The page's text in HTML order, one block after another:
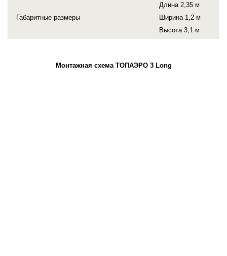
Габаритные размеры
Длина 2,35 м
Ширина 1,2 м
Высота 3,1 м
Монтажная схема ТОПАЭРО 3 Long